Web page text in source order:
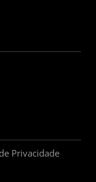
Privacidade